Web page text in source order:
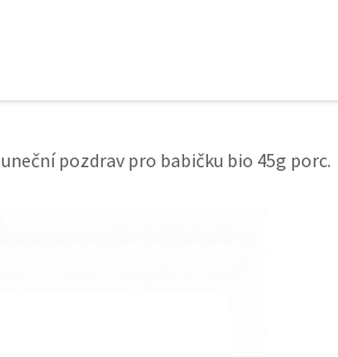
pozdrav pro babičku bio 45g porc.